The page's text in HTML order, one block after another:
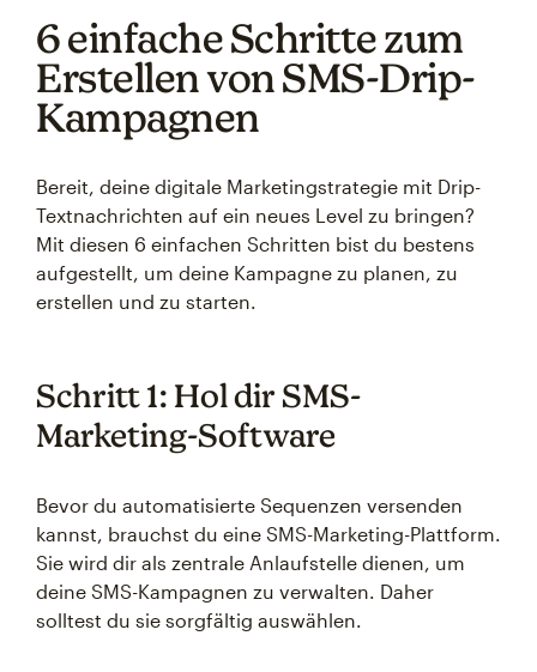
6 einfache Schritte zum
Erstellen von SMS-Drip-
Kampagnen
Bereit, deine digitale Marketingstrategie mit Drip-
Textnachrichten auf ein neues Level zu bringen?
Mit diesen 6 einfachen Schritten bist du bestens
aufgestellt, um deine Kampagne zu planen, zu
erstellen und zu starten.
Schritt 1: Hol dir SMS-
Marketing-Software
Bevor du automatisierte Sequenzen versenden
kannst, brauchst du eine SMS-Marketing-Plattform.
Sie wird dir als zentrale Anlaufstelle dienen, um
deine SMS-Kampagnen zu verwalten. Daher
solltest du sie sorgfältig auswählen.